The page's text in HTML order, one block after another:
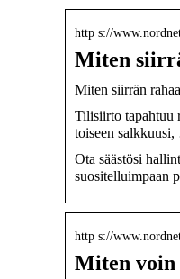
http s://
Miten
Miten siirrän
Tilisiirto tapahtuu
toiseen
Ota säästösi
suositelluimpaan
http s://
Miten voin